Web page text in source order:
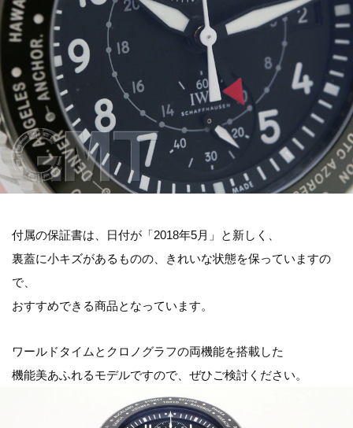
付属の保証書は、日付が「2018年5月」と新しく、
裏蓋に小キズがあるものの、きれいな状態を保っていますの
で、
おすすめできる商品となっています。
ワールドタイムとクロノグラフの両機能を搭載した
機能美あふれるモデルですので、ぜひご検討ください。